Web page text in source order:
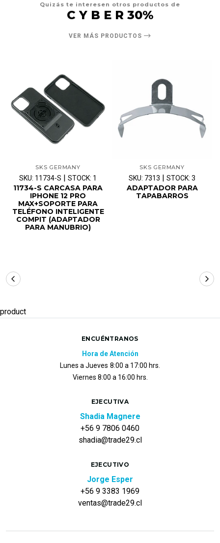
Quizás te interesen otros productos de
C Y B E R 30%
VER MÁS PRODUCTOS
SKS GERMANY
SKU: 11734-S | STOCK: 1
11734-S CARCASA PARA
IPHONE 12 PRO
MAX+SOPORTE PARA
TELÉFONO INTELIGENTE
COMPIT (ADAPTADOR
PARA MANUBRIO)
SKS GERMANY
SKU: 7313 | STOCK: 3
ADAPTADOR PARA
TAPABARROS
product
ENCUÉNTRANOS
Hora de Atención
Lunes a Jueves 8:00 a 17:00 hrs.
Viernes 8:00 a 16:00 hrs.
EJECUTIVA
Shadia Magnere
+56 9 7806 0460
shadia@trade29.cl
EJECUTIVO
Jorge Esper
+56 9 3383 1969
ventas@trade29.cl